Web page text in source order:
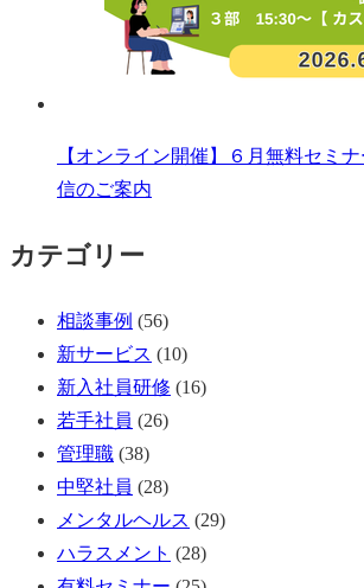
【オンライン開催】６月無料セミ
信のご案内
カテゴリー
相談事例 (56)
新サービス (10)
新入社員研修 (16)
若手社員 (26)
管理職 (38)
中堅社員 (28)
メンタルヘルス (29)
ハラスメント (28)